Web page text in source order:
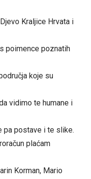
Kraljice Hrvata i
poimence poznatih
koje su
vidimo te humane i
pa postave i te slike.
plaćam
Korman, Mario